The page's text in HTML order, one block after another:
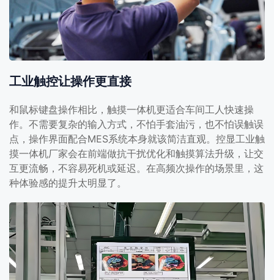
工业触控让操作更直接
和鼠标键盘操作相比，触摸一体机更适合车间工人快速操
作。不需要复杂的输入方式，不怕手套油污，也不怕误触误
点，操作界面配合MES系统本身就该简洁直观。控显工业触
摸一体机厂家会在前端做抗干扰优化和触摸算法升级，让交
互更流畅，不容易死机或延迟。在高频次操作的场景里，这
种体验感的提升太明显了。